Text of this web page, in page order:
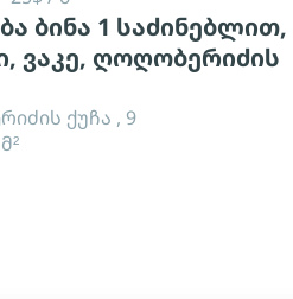
ბინა 1 საძინებლით,
ვაკე, ღოღობერიძის
ქუჩა , 9